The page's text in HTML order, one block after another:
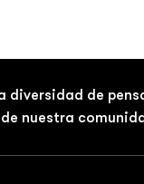
de
nuestra